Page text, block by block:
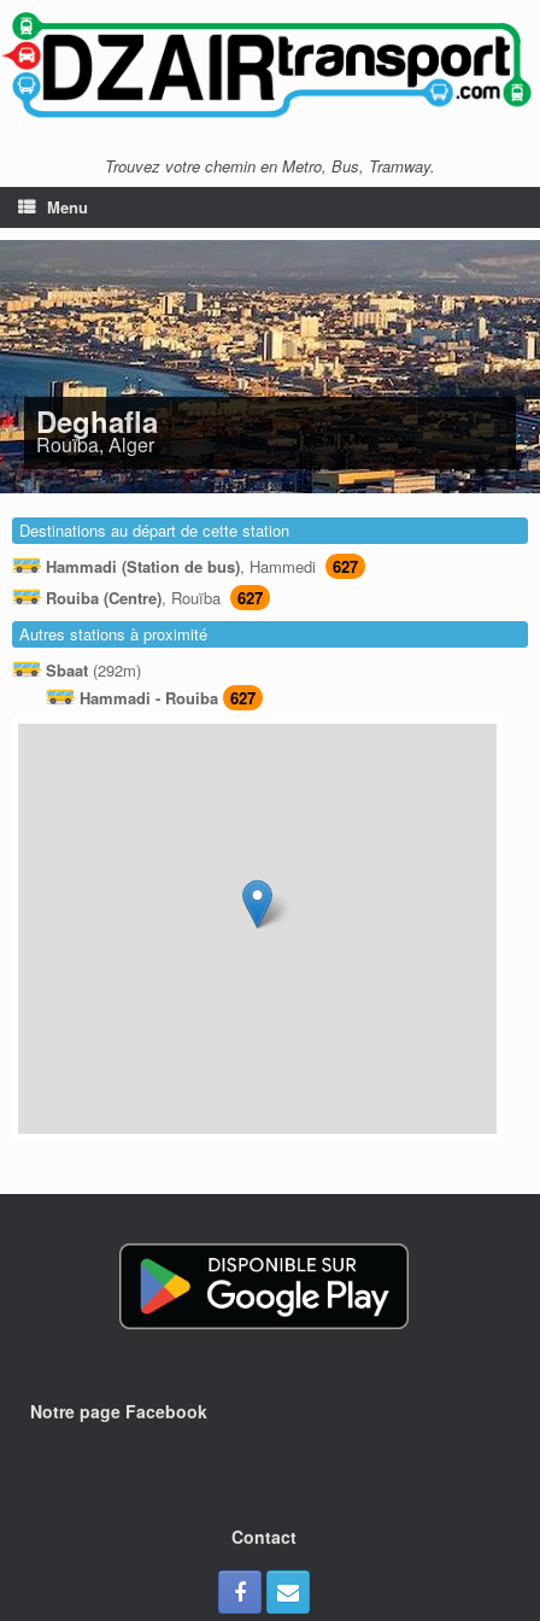
Trouvez votre chemin en Metro, Bus, Tramway.
Menu
Deghafla
Rouïba, Alger
Destinations au départ de cette station
Hammadi (Station de bus), Hammedi
627
Rouiba (Centre), Rouïba
627
Autres stations à proximité
Sbaat (292m)
Hammadi - Rouiba 627
Notre page Facebook
Contact